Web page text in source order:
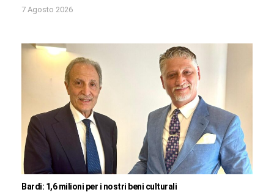
7 Agosto 2026
Bardi: 1,6 milioni per i nostri beni culturali